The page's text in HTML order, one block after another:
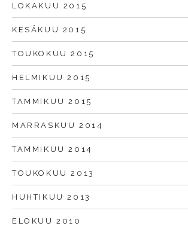
LOKAKUU 2015
KESÄKUU 2015
TOUKOKUU 2015
HELMIKUU 2015
TAMMIKUU 2015
MARRASKUU 2014
TAMMIKUU 2014
TOUKOKUU 2013
HUHTIKUU 2013
ELOKUU 2010